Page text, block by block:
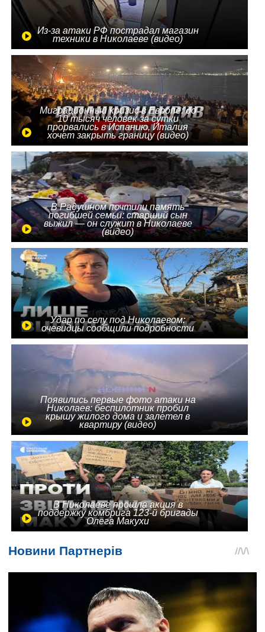
Из-за атаки РФ пострадал магазин
техники в Николаеве (видео)
Миграционный кризис в Европе: до
10 тысяч человек за сутки
прорвались в Испанию, Италия
хочет закрыть границу (видео)
В Радушном почтили память
погибшей семьи: старший сын
выжил — он служит в Николаеве
(видео)
Удар по селу под Николаевом:
очевидцы сообщили подробности
Появились первые фото атаки на
Николаев: беспилотник пробил
крышу жилого дома и залетел в
квартиру (видео)
В Николаеве прошла акция в
поддержку комбрига 123-й бригады
Олега Макухи